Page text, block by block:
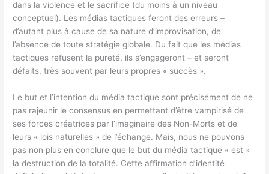
dans la violence et le sacrifice (du moins à un niveau
conceptuel). Les médias tactiques feront des erreurs –
d’autant plus à cause de sa nature d’improvisation, de
l’absence de toute stratégie globale. Du fait que les médias
tactiques refusent la pureté, ils s’engageront – et seront
défaits, très souvent par leurs propres « succès ».
Le but et l’intention du média tactique sont précisément de ne
pas rajeunir le consensus en permettant d’être vampirisé de
ses forces créatrices par l’imaginaire des Non-Morts et de
leurs « lois naturelles » de l’échange. Mais, nous ne pouvons
pas non plus en conclure que le but du média tactique « est »
la destruction de la totalité. Cette affirmation d’identité